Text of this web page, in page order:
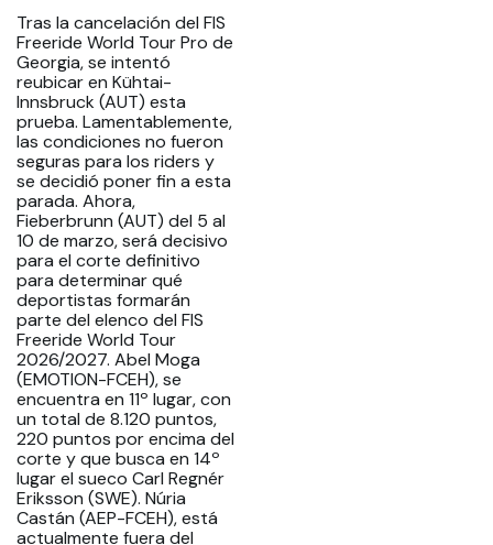
Tras la cancelación del FIS
Freeride World Tour Pro de
Georgia, se intentó
reubicar en Kühtai-
Innsbruck (AUT) esta
prueba. Lamentablemente,
las condiciones no fueron
seguras para los riders y
se decidió poner fin a esta
parada. Ahora,
Fieberbrunn (AUT) del 5 al
10 de marzo, será decisivo
para el corte definitivo
para determinar qué
deportistas formarán
parte del elenco del FIS
Freeride World Tour
2026/2027. Abel Moga
(EMOTION-FCEH), se
encuentra en 11º lugar, con
un total de 8.120 puntos,
220 puntos por encima del
corte y que busca en 14º
lugar el sueco Carl Regnér
Eriksson (SWE). Núria
Castán (AEP-FCEH), está
actualmente fuera del